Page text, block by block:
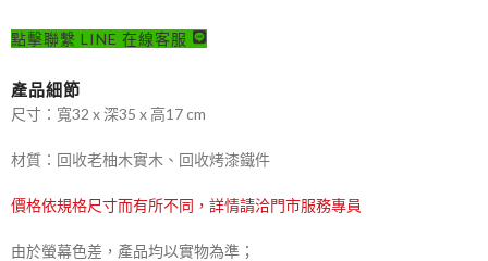
點擊聯繫 LINE 在線客服
產品細節
尺寸：寬32 x 深35 x 高17 cm
材質：回收老柚木實木、回收烤漆鐵件
價格依規格尺寸而有所不同，詳情請洽門市服務專員
由於螢幕色差，產品均以實物為準；